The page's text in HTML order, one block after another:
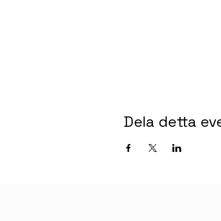
Dela detta